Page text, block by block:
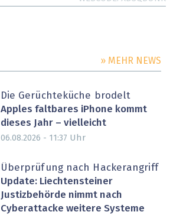
» MEHR NEWS
Die Gerüchteküche brodelt
Apples faltbares iPhone kommt
dieses Jahr – vielleicht
06.08.2026 - 11:37 Uhr
Überprüfung nach Hackerangriff
Update: Liechtensteiner
Justizbehörde nimmt nach
Cyberattacke weitere Systeme